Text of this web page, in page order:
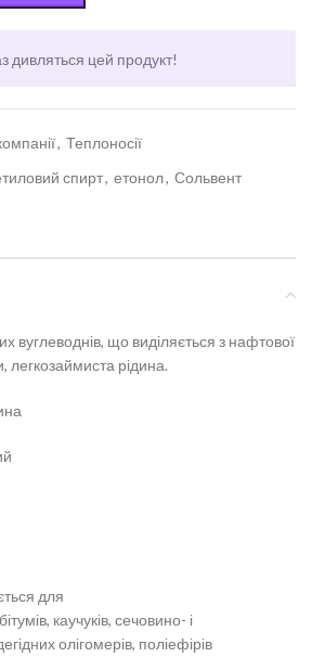
дивляться цей продукт!
, Теплоносії
спирт, етонол, Сольвент
вуглеводнів, що виділяється з нафтової
легкозаймиста рідина.
для
каучуків, сечовино- і
олігомерів, поліефірів